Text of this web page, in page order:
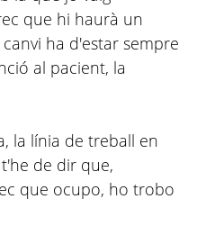
que hi haurà un
ha d'estar sempre
al pacient, la
la línia de treball en
de dir que,
que ocupo, ho trobo